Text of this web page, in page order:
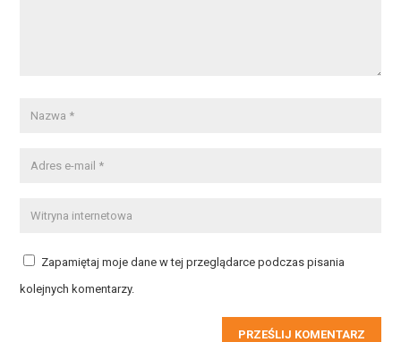
Zapamiętaj moje dane w tej przeglądarce podczas pisania
kolejnych komentarzy.
PRZEŚLIJ KOMENTARZ